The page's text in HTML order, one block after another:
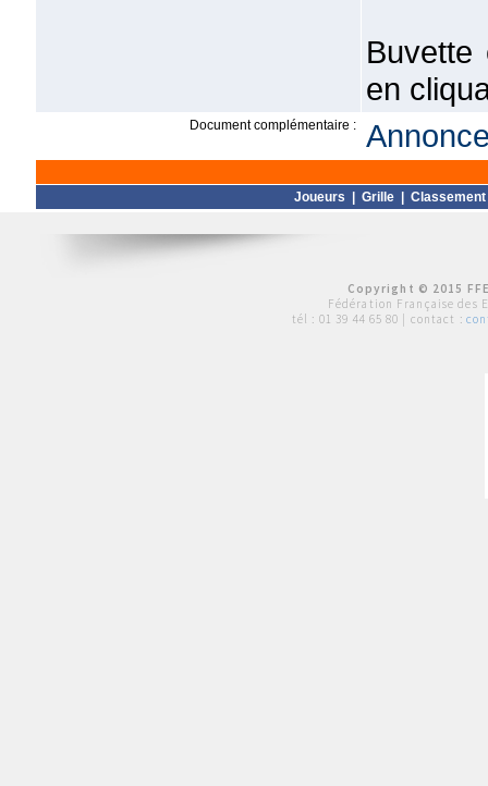
Buvette
en
Document complémentaire :
Joueurs Grille Classement
Copyright © 2015
Fédération Française des
tél : 01 39 44 65 80 | contact :